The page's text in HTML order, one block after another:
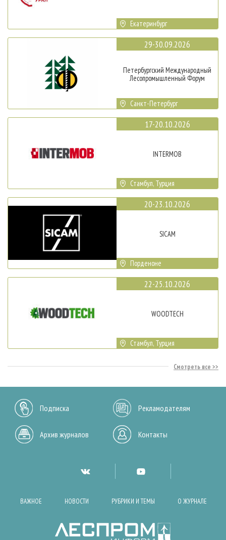
Екатеринбург
29-30.09.2026
Петербургский Международный
Лесопромышленный Форум
Санкт-Петербург
17-20.10.2026
INTERMOB
Стамбул, Турция
20-23.10.2026
SICAM
Порденоне
22-25.10.2026
WOODTECH
Стамбул, Турция
Смотреть все
Подписка Рекламодателям
Архив журналов Контакты
ВАЖНОЕ НОВОСТИ РУБРИКИ И ТЕМЫ О ЖУРНАЛЕ